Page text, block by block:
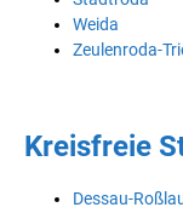
Weida
Zeulenroda-
Kreisfreie
Dessau-